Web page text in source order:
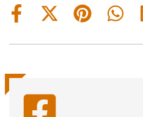
Share
Share
(Twitter)
Share
Share